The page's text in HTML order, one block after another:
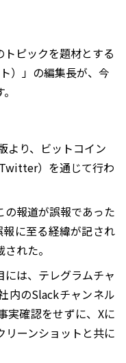
ピックを題材とする
）」の編集長が、今
より、ビットコイン
）を通じて行わ
の報道が誤報であった
に至る経緯が記され
れた。
は、テレグラムチャ
内のSlackチャンネル
実確認をせずに、Xに
ーンショットと共に